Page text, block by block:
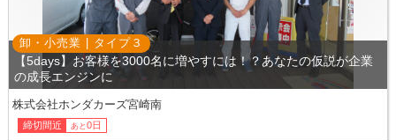
卸・小売業 | タイプ ３
【5days】お客様を3000名に増やすには！？あなたの仮説が企業
の成長エンジンに
株式会社ホンダカーズ宮崎南
締切間近 あと 0日